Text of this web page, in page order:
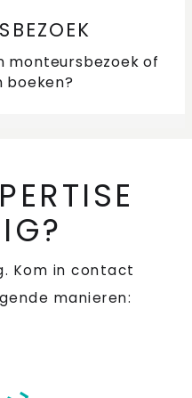
monteursbezoek of
boeken?
Kom in contact
manieren: